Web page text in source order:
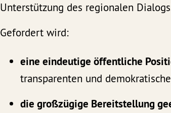
Unterstützung des regionalen
Gefordert wird:
eine eindeutige öffentliche
transparenten und
die großzügige Bereitstellung